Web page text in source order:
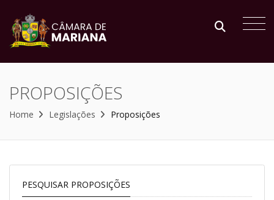
PROPOSIÇÕES
Home Legislações Proposições
PESQUISAR PROPOSIÇÕES